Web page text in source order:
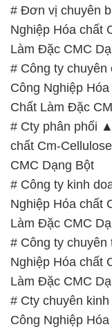
# Đơn vị chuyên
Nghiệp Hóa chất
Làm Đặc CMC
# Công ty chuyên
Công Nghiệp
Chất Làm Đặc
# Cty phân phối
chất Cm-
CMC Dạng Bột
# Công ty kinh
Nghiệp Hóa chất
Làm Đặc CMC
# Công ty
Nghiệp Hóa chất
Làm Đặc CMC
# Cty chuyên
Công Nghiệp